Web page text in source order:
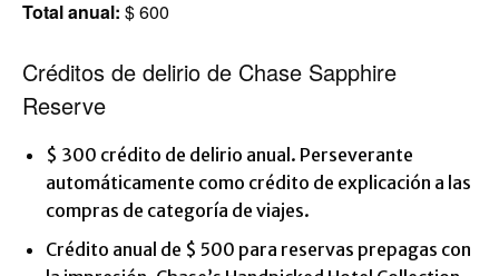
Total anual: $ 600
Créditos de delirio de Chase Sapphire
Reserve
$ 300 crédito de delirio anual. Perseverante
automáticamente como crédito de explicación a las
compras de categoría de viajes.
Crédito anual de $ 500 para reservas prepagas con